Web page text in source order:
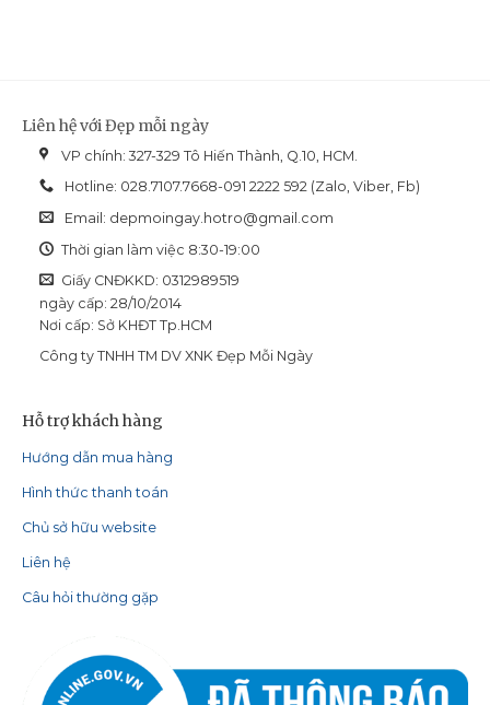
chuyên
biệt
Liên hệ với Đẹp mỗi ngày
VP chính: 327-329 Tô Hiến Thành, Q.10, HCM.
Hotline: 028.7107.7668-091 2222 592 (Zalo, Viber, Fb)
Email: depmoingay.hotro@gmail.com
Thời gian làm việc 8:30-19:00
Giấy CNĐKKD: 0312989519
ngày cấp: 28/10/2014
Nơi cấp: Sở KHĐT Tp.HCM
Công ty TNHH TM DV XNK Đẹp Mỗi Ngày
Hỗ trợ khách hàng
Hướng dẫn mua hàng
Hình thức thanh toán
Chủ sở hữu website
Liên hệ
Câu hỏi thường gặp